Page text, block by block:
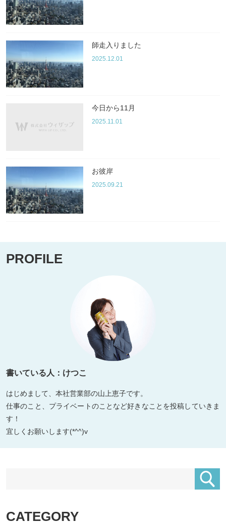
師走入りました
2025.12.01
今日から11月
2025.11.01
お彼岸
2025.09.21
PROFILE
書いている人：けつこ
はじめまして、本社営業部の山上恵子です。
仕事のこと、プライベートのことなど好きなことを投稿していきま
す！
宜しくお願いします(*^^)v
CATEGORY